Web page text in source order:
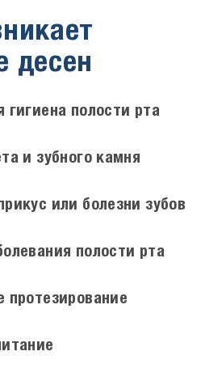
десен
гигиена полости рта
и зубного камня
или болезни зубов
полости рта
протезирование